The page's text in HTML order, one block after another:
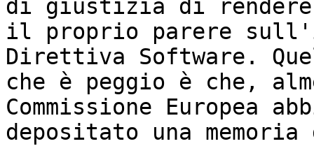
di giustizia di rendere
il proprio parere
Direttiva Software.
che è peggio è che,
Commissione Europea
depositato una